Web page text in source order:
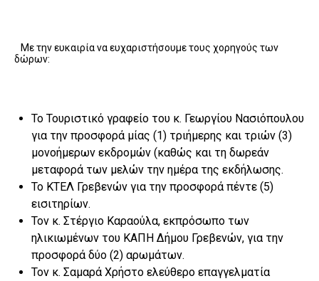
Με την ευκαιρία να ευχαριστήσουμε τους χορηγούς των
δώρων:
Το Τουριστικό γραφείο του κ. Γεωργίου Νασιόπουλου
για την προσφορά μίας (1) τριήμερης και τριών (3)
μονοήμερων εκδρομών (καθώς και τη δωρεάν
μεταφορά των μελών την ημέρα της εκδήλωσης.
Το ΚΤΕΛ Γρεβενών για την προσφορά πέντε (5)
εισιτηρίων.
Τον κ. Στέργιο Καραούλα, εκπρόσωπο των
ηλικιωμένων του ΚΑΠΗ Δήμου Γρεβενών, για την
προσφορά δύο (2) αρωμάτων.
Τον κ. Σαμαρά Χρήστο ελεύθερο επαγγελματία